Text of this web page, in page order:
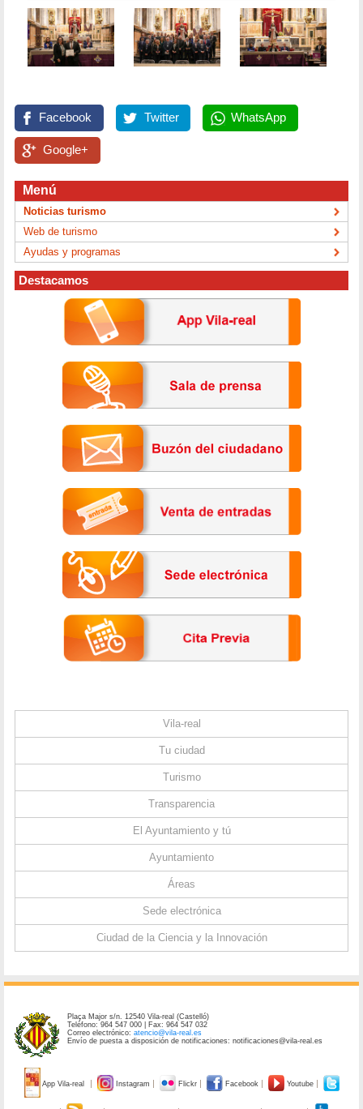
Facebook Twitter WhatsApp
Google+
Menú
Noticias turismo
Web de turismo
Ayudas y programas
Destacamos
Vila-real
Tu ciudad
Turismo
Transparencia
El Ayuntamiento y tú
Ayuntamiento
Áreas
Sede electrónica
Ciudad de la Ciencia y la Innovación
Plaça Major s/n. 12540 Vila-real (Castelló)
Teléfono: 964 547 000 | Fax: 964 547 032
Correo electrónico:atencio@vila-real.es
Envío de puesta a disposición de notificaciones: notificaciones@vila-real.es
App Vila-real Instagram Flickr Facebook Youtube